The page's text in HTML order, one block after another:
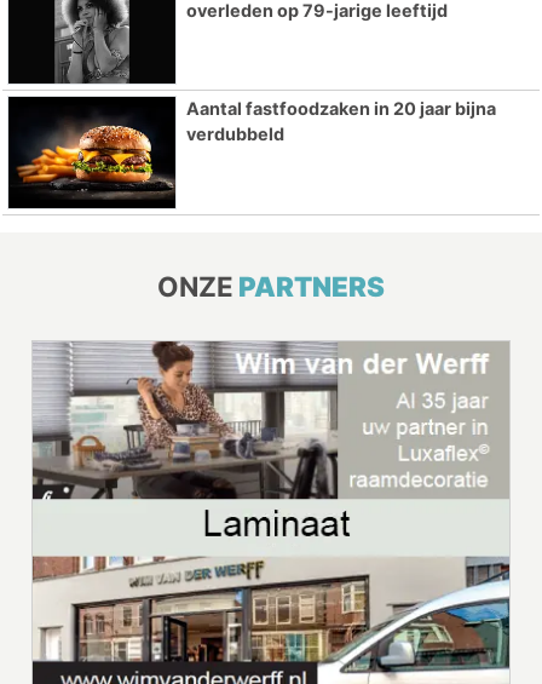
overleden op 79-jarige leeftijd
Aantal fastfoodzaken in 20 jaar bijna
verdubbeld
ONZE PARTNERS